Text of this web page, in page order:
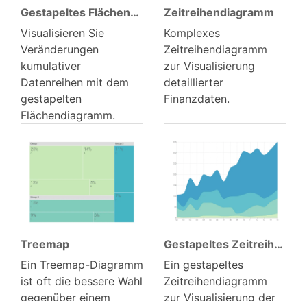
Gestapeltes Flächen­diagramm
Visualisieren Sie
Veränderungen
kumulativer
Datenreihen mit dem
gestapelten
Flächendiagramm.
Zeitreihen­diagramm
Komplexes
Zeitreihendiagramm
zur Visualisierung
detaillierter
Finanzdaten.
Treemap
Ein Treemap-Diagramm
ist oft die bessere Wahl
gegenüber einem
Gestapeltes Zeitreihen­diagramm
Ein gestapeltes
Zeitreihendiagramm
zur Visualisierung der